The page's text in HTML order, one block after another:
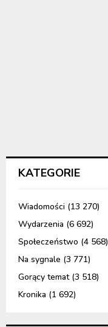
KATEGORIE
Wiadomości (13 270)
Wydarzenia (6 692)
Społeczeństwo (4 568)
Na sygnale (3 771)
Gorący temat(3 518)
Kronika (1 692)